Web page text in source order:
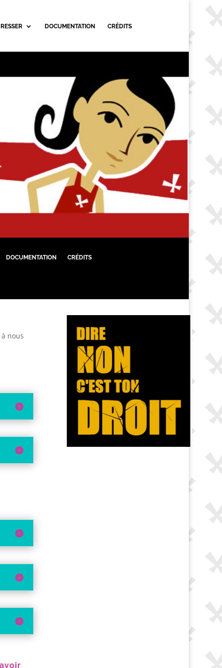
DOCUMENTATION CRÉDITS
DOCUMENTATION CRÉDITS
nous